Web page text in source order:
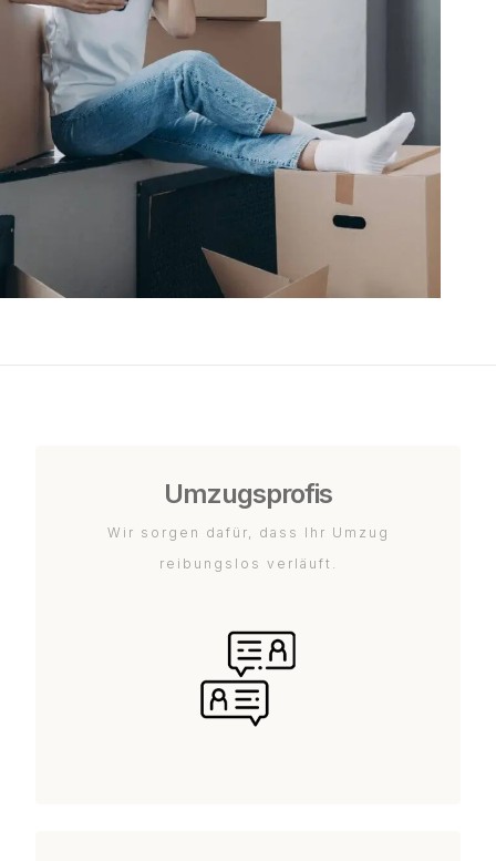
Umzugsprofis
Wir sorgen dafür, dass Ihr Umzug
reibungslos verläuft.